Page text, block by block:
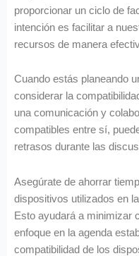
proporcionar un ciclo de
intención es facilitar a
recursos de manera
Cuando estás planeando
considerar la
una comunicación y
compatibles entre sí,
retrasos durante las
Asegúrate de ahorrar
dispositivos utilizados en
Esto ayudará a minimizar
enfoque en la agenda
compatibilidad de los